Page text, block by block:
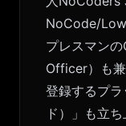
NoCode/
プレスマン
Officer）も
登録するプ
ド）」も立